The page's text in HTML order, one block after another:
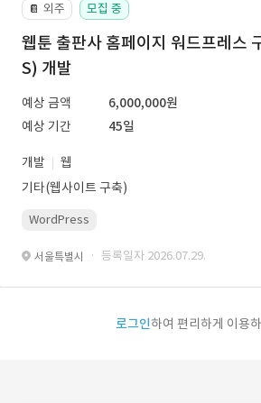
📔 외주 모집 중
웹툰 출판사 홈페이지 워드프레스
S) 개발
예상 금액
6,000,000원
예상 기간
45일
개발
웹
기타(웹사이트 구축)
WordPress
서울특별시 · 등록일자 2026.07.29.
로그인하여 편리하게 이용